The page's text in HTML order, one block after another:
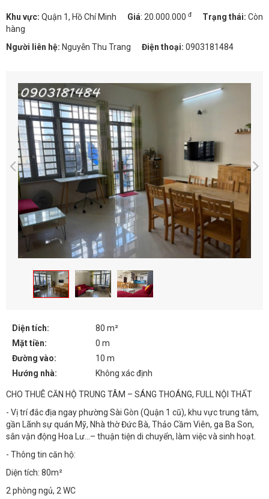
Khu vực: Quận 1, Hồ Chí Minh Giá: 20.000.000 đ Trạng thái: Còn
hàng
Người liên hệ: Nguyễn Thu Trang Điện thoại: 0903181484
Diện tích:
80 m²
Mặt tiền:
0 m
Đường vào:
10 m
Hướng nhà:
Không xác định
CHO THUÊ CĂN HỘ TRUNG TÂM – SÁNG THOÁNG, FULL NỘI THẤT
- Vị trí đắc địa ngay phường Sài Gòn (Quận 1 cũ), khu vực trung tâm,
gần Lãnh sự quán Mỹ, Nhà thờ Đức Bà, Thảo Cầm Viên, ga Ba Son,
sân vận động Hoa Lư...– thuận tiện di chuyển, làm việc và sinh hoạt.
- Thông tin căn hộ:
Diện tích: 80m²
2 phòng ngủ, 2 WC